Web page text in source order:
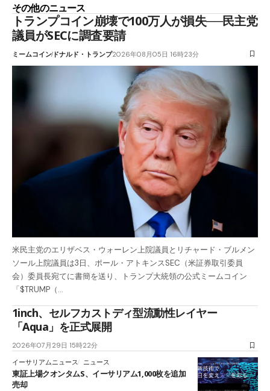
その他のニュース
トランプコイン崩壊で100万人が損失──民主党
議員がSECに調査要請
ミームコインドナルド・トランプ2026年08月05日 16時23分
米民主党のエリザベス・ウォーレン上院議員とリチャード・ブルメン
ソール上院議員は3日、ポール・アトキンスSEC（米証券取引委員
会）委員長宛てに書簡を送り、トランプ大統領の公式ミームコイン
「$TRUMP（…
1inch、セルフカストディ型流動性レイヤー
「Aqua」を正式展開
2026年07月29日 15時22分
イーサリアムニュース
ニュース
東証上場クオンタムS、イーサリアム1,000枚を追加
売却